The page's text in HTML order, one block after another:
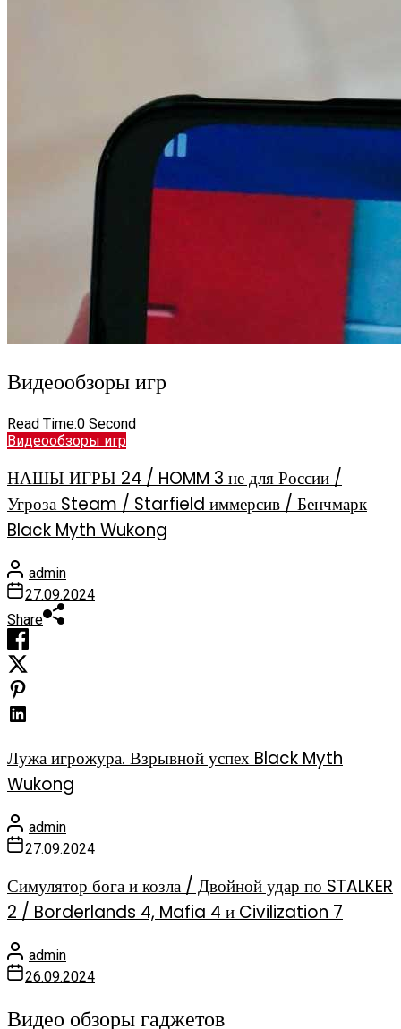
Видеообзоры игр
Read Time:0 Second
Видеообзоры игр
НАШЫ ИГРЫ 24 / HOMM 3 не для России /
Угроза Steam / Starfield иммерсив / Бенчмарк
Black Myth Wukong
admin
27.09.2024
Share
Лужа игрожура. Взрывной успех Black Myth
Wukong
admin
27.09.2024
Симулятор бога и козла / Двойной удар по STALKER
2 / Borderlands 4, Mafia 4 и Civilization 7
admin
26.09.2024
Видео обзоры гаджетов